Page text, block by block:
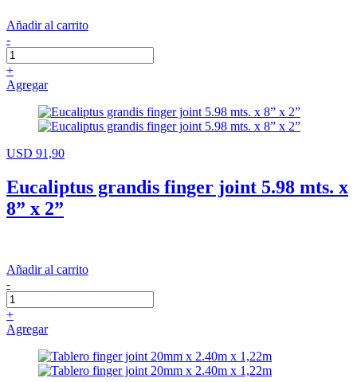
Añadir al carrito
-
+
Agregar
USD 91,90
Eucaliptus grandis finger joint 5.98 mts. x
8” x 2”
Añadir al carrito
-
+
Agregar